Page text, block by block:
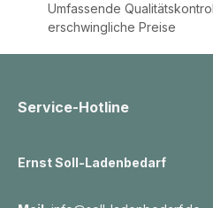
Umfassende
erschwingliche Preise
Service-Hotline
Ernst Soll-Ladenbedarf